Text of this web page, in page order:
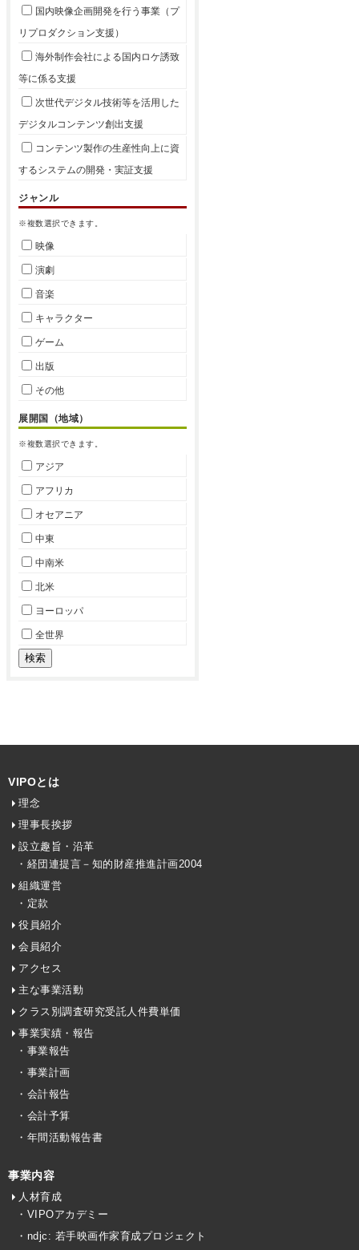
国内映像企画開発を行う事業（プ
リプロダクション支援）
海外制作会社による国内ロケ誘致
等に係る支援
次世代デジタル技術等を活用した
デジタルコンテンツ創出支援
コンテンツ製作の生産性向上に資
するシステムの開発・実証支援
ジャンル
※複数選択できます。
映像
演劇
音楽
キャラクター
ゲーム
出版
その他
展開国（地域）
※複数選択できます。
アジア
アフリカ
オセアニア
中東
中南米
北米
ヨーロッパ
全世界
VIPOとは
理念
理事長挨拶
設立趣旨・沿革
・経団連提言－知的財産推進計画2004
組織運営
・定款
役員紹介
会員紹介
アクセス
主な事業活動
クラス別調査研究受託人件費単価
事業実績・報告
・事業報告
・事業計画
・会計報告
・会計予算
・年間活動報告書
事業内容
人材育成
・VIPOアカデミー
・ndjc: 若手映画作家育成プロジェクト